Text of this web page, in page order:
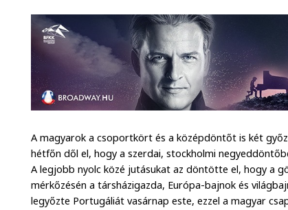
A magyarok a csoportkört és a középdöntőt is két
hétfőn dől el, hogy a szerdai, stockholmi
A legjobb nyolc közé jutásukat az döntötte el, hogy a
mérkőzésén a társházigazda, Európa-bajnok és
legyőzte Portugáliát vasárnap este, ezzel a magyar